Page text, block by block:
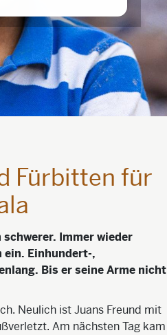
Fürbitten für
Immer wieder
ein. Einhundert-,
Bis er seine Arme nicht
Neulich ist Juans Freund mit
Am nächsten Tag kam